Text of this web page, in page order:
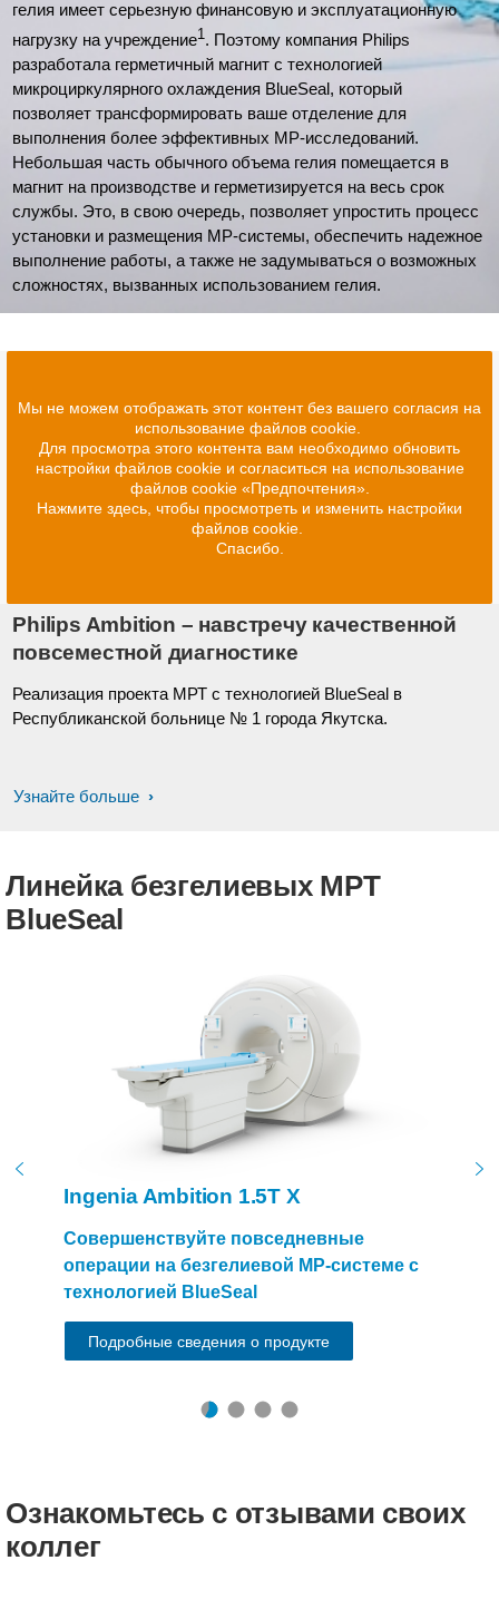
гелия имеет серьезную финансовую и эксплуатационную
нагрузку на учреждение1 . Поэтому компания Philips
разработала герметичный магнит с технологией
микроциркулярного охлаждения BlueSeal, который
позволяет трансформировать ваше отделение для
выполнения более эффективных МР-исследований.
Небольшая часть обычного объема гелия помещается в
магнит на производстве и герметизируется на весь срок
службы. Это, в свою очередь, позволяет упростить процесс
установки и размещения МР-системы, обеспечить надежное
выполнение работы, а также не задумываться о возможных
сложностях, вызванных использованием гелия.
Мы не можем отображать этот контент без вашего согласия на
использование файлов cookie.
Для просмотра этого контента вам необходимо обновить
настройки файлов cookie и согласиться на использование
файлов cookie «Предпочтения».
Нажмите здесь, чтобы просмотреть и изменить настройки
файлов cookie.
Спасибо.
Philips Ambition – навстречу качественной
повсеместной диагностике
Реализация проекта МРТ с технологией BlueSeal в
Республиканской больнице № 1 города Якутска.
Узнайте больше
Линейка безгелиевых МРТ
BlueSeal
Ingenia Ambition 1.5T X
Совершенствуйте повседневные
операции на безгелиевой МР-системе с
технологией BlueSeal
Подробные сведения о продукте
Ознакомьтесь с отзывами своих
коллег